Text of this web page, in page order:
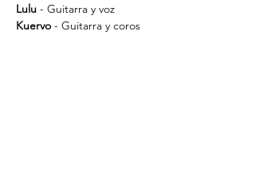
Lulu - Guitarra y voz
Kuervo - Guitarra y coros